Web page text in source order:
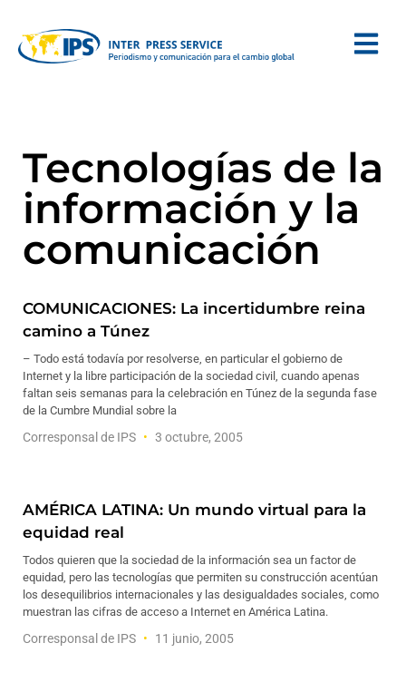
Tecnologías de la
información y la
comunicación
COMUNICACIONES: La incertidumbre reina
camino a Túnez
– Todo está todavía por resolverse, en particular el gobierno de
Internet y la libre participación de la sociedad civil, cuando apenas
faltan seis semanas para la celebración en Túnez de la segunda fase
de la Cumbre Mundial sobre la
Corresponsal de IPS 3 octubre, 2005
AMÉRICA LATINA: Un mundo virtual para la
equidad real
Todos quieren que la sociedad de la información sea un factor de
equidad, pero las tecnologías que permiten su construcción acentúan
los desequilibrios internacionales y las desigualdades sociales, como
muestran las cifras de acceso a Internet en América Latina.
Corresponsal de IPS 11 junio, 2005